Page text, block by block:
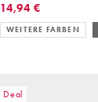
14,94 €
WEITERE FARBEN
Deal